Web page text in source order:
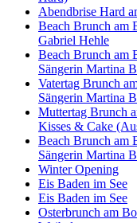
Abendbrise Hard
Beach Brunch am
Gabriel Hehle
Beach Brunch am
Sängerin Martina
Vatertag Brunch
Sängerin Martina
Muttertag Brunch
Kisses & Cake
Beach Brunch am
Sängerin Martina
Winter Opening
Eis Baden im See
Eis Baden im See
Osterbrunch am